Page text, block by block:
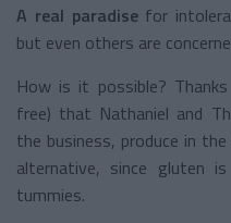
A real paradisefor
but even others are
How is it possible?
free) that Nathaniel and
the business, produce in
alternative, since gluten
tummies.